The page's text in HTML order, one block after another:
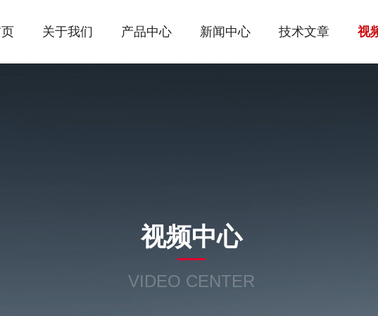
关于我们 产品中心 新闻中心 技术文章 视
视频中心
VIDEO CENTER